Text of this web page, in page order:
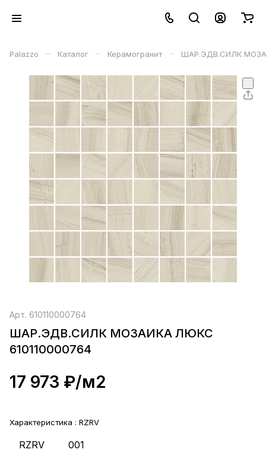
Palazzo – Каталог – Керамогранит – ШАР.ЭДВ.СИЛК
Арт. 610110000764
ШАР.ЭДВ.СИЛК МОЗАИКА ЛЮКС
610110000764
17 973 ₽/м2
Характеристика : RZRV
RZRV 001